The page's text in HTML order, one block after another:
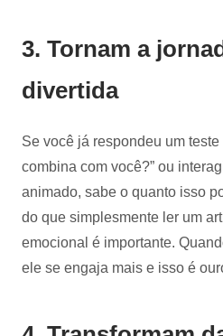
3. Tornam a
divertida
Se você já respondeu um
combina com você?” ou
animado, sabe o quanto isso
do que simplesmente ler um
emocional é importante.
ele se engaja mais e isso é